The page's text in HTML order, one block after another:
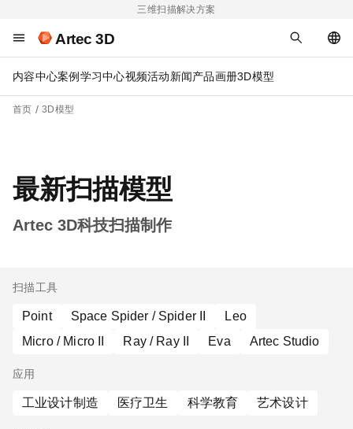
三维扫描解决方案
Artec 3D
内容中心案例 学习中心视频活动新闻产品画册3D模型
首页 3D模型
最新扫描模型
Artec 3D科技扫描制作
扫描工具
Point Space Spider / Spider II
Leo
Micro / Micro II
Ray / Ray II Eva Artec Studio
应用
工业设计制造 医疗卫生 科学教育 艺术设计